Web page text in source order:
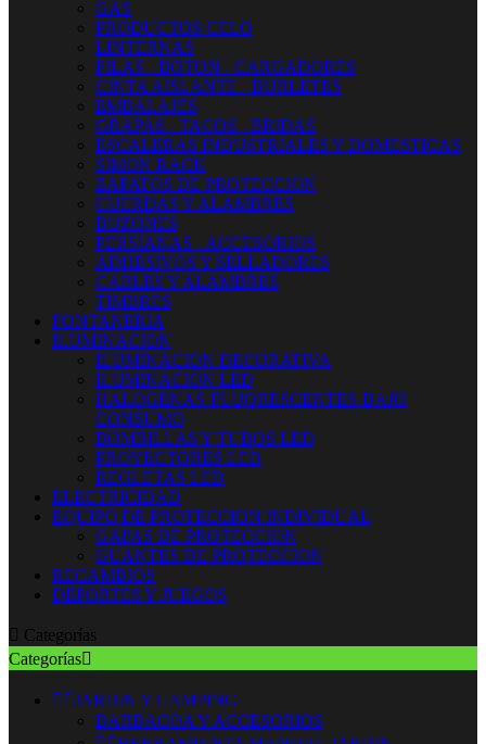
GAS
PRODUCTOS CELO
LINTERNAS
PILAS - BOTON - CARGADORES
CINTA AISLANTE - BURLETES
EMBALAJES
GRAPAS - TACOS - BRIDAS
ESCALERAS INDUSTRIALES Y DOMESTICAS
SIMON RACK
ZAPATOS DE PROTECCION
CUERDAS Y ALAMBRES
BUZONES
PERSIANAS - ACCESORIOS
ADHESIVOS Y SELLADORES
CABLES Y ALAMBRES
TIMBRES
FONTANERIA
ILUMINACION
ILUMINACION DECORATIVA
ILUMINACIÓN LED
HALOGENAS-FLUORESCENTES-BAJO
CONSUMO
BOMBILLAS Y TUBOS LED
PROYECTORES LED
REGLETAS LED
ELECTRICIDAD
EQUIPO DE PROTECCION INDIVIDUAL
GAFAS DE PROTECCION
GUANTES DE PROTECCION
RECAMBIOS
DEPORTES Y JUEGOS
 Categorías
Categorías
 JARDIN Y CAMPING
BARBACOA Y ACCESORIOS